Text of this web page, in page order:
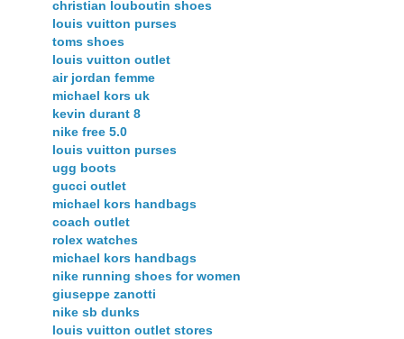
christian louboutin shoes
louis vuitton purses
toms shoes
louis vuitton outlet
air jordan femme
michael kors uk
kevin durant 8
nike free 5.0
louis vuitton purses
ugg boots
gucci outlet
michael kors handbags
coach outlet
rolex watches
michael kors handbags
nike running shoes for women
giuseppe zanotti
nike sb dunks
louis vuitton outlet stores